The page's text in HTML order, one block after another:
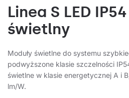
Linea S LED
świetlny
Moduły świetlne do systemu
podwyższone klasie szczelności
świetlne w klasie energetycznej A i
lm/W.